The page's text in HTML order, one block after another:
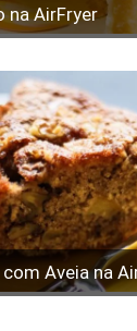
na AirFryer
Aveia na